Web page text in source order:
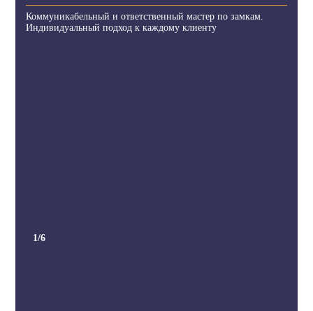
Коммуникабельный и ответственный мастер по замкам.
Индивидуальный подход к каждому клиенту
1/6